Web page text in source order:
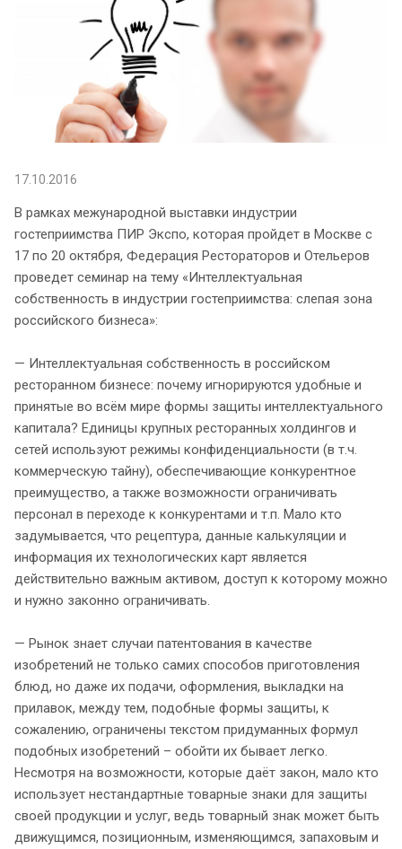
17.10.2016
В рамках межународной выставки индустрии
гостеприимства ПИР Экспо, которая пройдет в Москве с
17 по 20 октября, Федерация Рестораторов и Отельеров
проведет семинар на тему «Интеллектуальная
собственность в индустрии гостеприимства: слепая зона
российского бизнеса»:
— Интеллектуальная собственность в российском
ресторанном бизнесе: почему игнорируются удобные и
принятые во всём мире формы защиты интеллектуального
капитала? Единицы крупных ресторанных холдингов и
сетей используют режимы конфиденциальности (в т.ч.
коммерческую тайну), обеспечивающие конкурентное
преимущество, а также возможности ограничивать
персонал в переходе к конкурентами и т.п. Мало кто
задумывается, что рецептура, данные калькуляции и
информация их технологических карт является
действительно важным активом, доступ к которому можно
и нужно законно ограничивать.
— Рынок знает случаи патентования в качестве
изобретений не только самих способов приготовления
блюд, но даже их подачи, оформления, выкладки на
прилавок, между тем, подобные формы защиты, к
сожалению, ограничены текстом придуманных формул
подобных изобретений – обойти их бывает легко.
Несмотря на возможности, которые даёт закон, мало кто
использует нестандартные товарные знаки для защиты
своей продукции и услуг, ведь товарный знак может быть
движущимся, позиционным, изменяющимся, запаховым и